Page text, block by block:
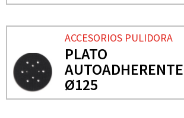
ACCESORIOS PULIDORA
PLATO
AUTOADHERENTE
Ø125